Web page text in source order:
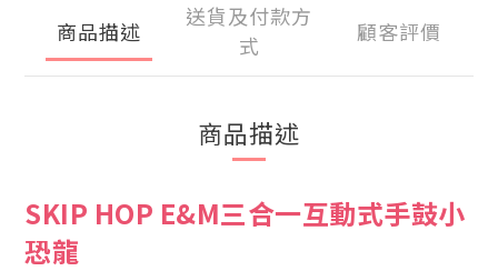
商品描述
送貨及付款方
式
顧客評價
商品描述
SKIP HOP E&M三合一互動式手鼓小
恐龍